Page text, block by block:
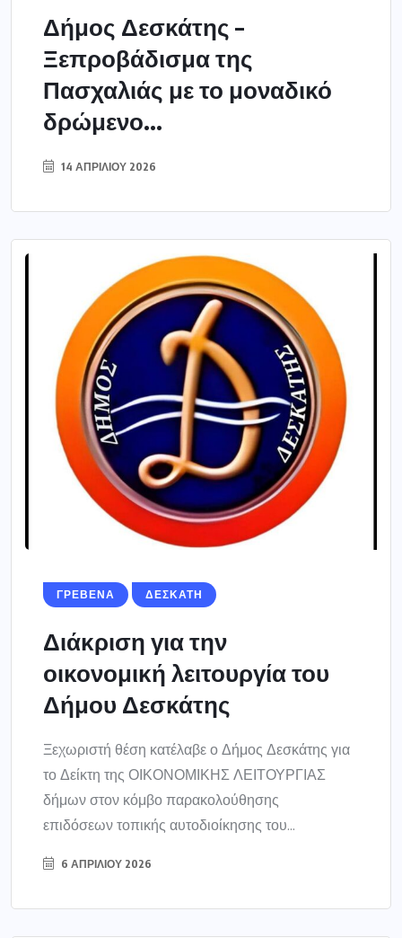
Δήμος Δεσκάτης –
Ξεπροβάδισμα της
Πασχαλιάς με το μοναδικό
δρώμενο...
14 ΑΠΡΙΛΊΟΥ 2026
ΓΡΕΒΕΝΑ ΔΕΣΚΑΤΗ
Διάκριση για την
οικονομική λειτουργία του
Δήμου Δεσκάτης
Ξεχωριστή θέση κατέλαβε ο Δήμος Δεσκάτης για
το Δείκτη της ΟΙΚΟΝΟΜΙΚΗΣ ΛΕΙΤΟΥΡΓΙΑΣ
δήμων στον κόμβο παρακολούθησης
επιδόσεων τοπικής αυτοδιοίκησης του...
6 ΑΠΡΙΛΊΟΥ 2026